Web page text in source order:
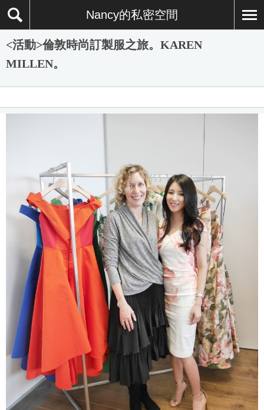
Nancy的私密空間
<活動>倫敦時尚訂製服之旅。KAREN
MILLEN。